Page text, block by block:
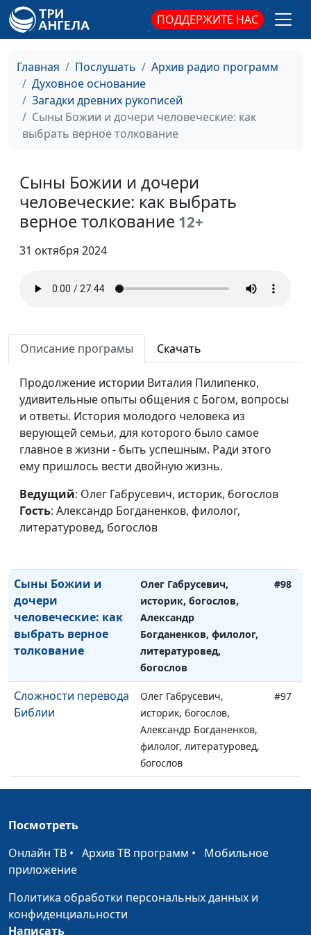
ПОДДЕРЖИТЕ НАС
Главная Послушать
Архив радио программ
Духовное основание
Загадки древних рукописей
Сыны Божии и дочери человеческие: как
выбрать верное толкование
Сыны Божии и дочери
человеческие: как выбрать
верное толкование 12+
31 октября 2024
Описание програмы Скачать
Продолжение истории Виталия Пилипенко,
удивительные опыты общения с Богом, вопросы
и ответы. История молодого человека из
верующей семьи, для которого было самое
главное в жизни - быть успешным. Ради этого
ему пришлось вести двойную жизнь.
Ведущий: Олег Габрусевич, историк, богослов
Гость: Александр Богданенков, филолог,
литературовед, богослов
Когда грех — совсем
не грех
Олег Габрусевич,
историк, богослов,
филолог, литературовед,
богослов
#104
Книга Даниила: как
проклинает Бог?
Олег Габрусевич,
историк, богослов,
Александр Богданенков,
Даниил и его друзья:
выбранные
человеком или
Богом?
Олег Габрусевич,
историк, богослов,
Даниил: чистота
Богу
Александр Богданенков,
филолог, литературовед,
богослов
Главная весть книги
пророка Даниила
Олег Габрусевич,
историк, богослов,
Александр Богданенков,
филолог, литературовед,
богослов
Зачем нужны
современные
переводы Библии?
Олег Габрусевич,
историк, богослов,
Александр Богданенков,
#99
Сыны Божии и
дочери
человеческие: как
выбрать верное
толкование
Олег Габрусевич,
историк, богослов,
Александр
Богданенков, филолог,
литературовед,
богослов
#98
Сложности перевода
Библии
Олег Габрусевич,
историк, богослов,
Александр Богданенков,
филолог, литературовед,
богослов
#97
Добавленные тексты
Олег Габрусевич,
богослов
#96
искажает перевод
Библии
историк, богослов,
Посмотреть
Онлайн ТВ • Архив ТВ программ • Мобильное
приложение
Политика обработки персональных данных и
конфиденциальности
Написать